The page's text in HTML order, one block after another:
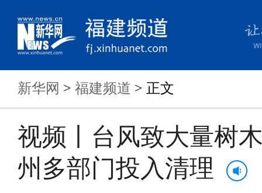
新华网 > 福建频道 > 正文
视频丨台风致大量树
州多部门投入清理